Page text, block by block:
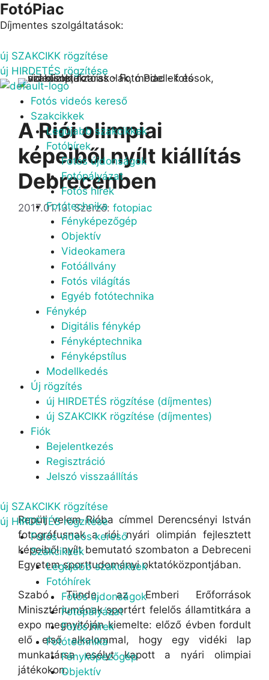
Kilépés
a
FotóPiac
Díjmentes szolgáltatások:
új SZAKCIKK rögzítése
új HIRDETÉS rögzítése
Menu
Fotós videós kereső
Szakcikkek
Legújabb szakcikkek
Fotóhírek
Fotós újdonságok
Fotópályázat
Fotós hírek
Fotótechnika
Fényképezőgép
Objektív
Videokamera
Fotóállvány
Fotós világítás
Egyéb fotótechnika
Fénykép
Digitális fénykép
Fényképtechnika
Fényképstílus
Modellkedés
Új rögzítés
új HIRDETÉS rögzítése (díjmentes)
új SZAKCIKK rögzítése (díjmentes)
Fiók
Bejelentkezés
Regisztráció
Jelszó visszaállítás
új SZAKCIKK rögzítése
új HIRDETÉS rögzítése
Menu Fotós videós kereső
Szakcikkek
Legújabb szakcikkek
Fotóhírek
Fotós újdonságok
Fotópályázat
Fotós hírek
Fotótechnika
Fényképezőgép
Objektív
A Riói olimpiai
képeiből nyílt kiállítás
Debrecenben
2017.01.13. Szerző: fotopiac
Repülj velem Rióba címmel Derencsényi István
fotográfusnak a riói nyári olimpián fejlesztett
képeiből nyílt bemutató szombaton a Debreceni
Egyetem sporttudományi oktatóközpontjában.
Szabó Tünde, az Emberi Erőforrások
Minisztériumának sportért felelős államtitkára a
expo megnyitóján kiemelte: előző évben fordult
elő első alkalommal, hogy egy vidéki lap
munkatársa esélyt kapott a nyári olimpiai
játékokon.